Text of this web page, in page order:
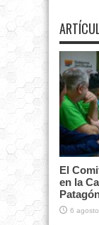
El
en la
6